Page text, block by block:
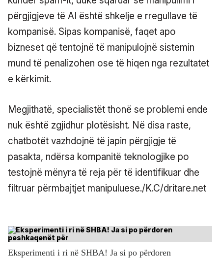
përgjigjeve të AI është shkelje e rregullave të
kompanisë. Sipas kompanisë, faqet apo
bizneset që tentojnë të manipulojnë sistemin
mund të penalizohen ose të hiqen nga rezultatet
e kërkimit.
Megjithatë, specialistët thonë se problemi ende
nuk është zgjidhur plotësisht. Në disa raste,
chatbotët vazhdojnë të japin përgjigje të
pasakta, ndërsa kompanitë teknologjike po
testojnë mënyra të reja për të identifikuar dhe
filtruar përmbajtjet manipuluese./K.C/dritare.net
Eksperimenti i ri në SHBA! Ja si po përdoren